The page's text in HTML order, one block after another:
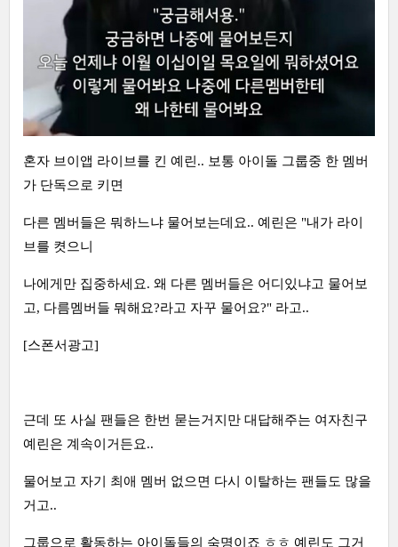
혼자 브이앱 라이브를 킨 예린.. 보통 아이돌 그룹중 한 멤버
가 단독으로 키면
다른 멤버들은 뭐하느냐 물어보는데요.. 예린은 "내가 라이
브를 켯으니
나에게만 집중하세요. 왜 다른 멤버들은 어디있냐고 물어보
고, 다름멤버들 뭐해요?라고 자꾸 물어요?" 라고..
[스폰서광고]
근데 또 사실 팬들은 한번 묻는거지만 대답해주는 여자친구
예린은 계속이거든요..
물어보고 자기 최애 멤버 없으면 다시 이탈하는 팬들도 많을
거고..
그룹으로 활동하는 아이돌들의 숙명이죠 ㅎㅎ 예린도 그거